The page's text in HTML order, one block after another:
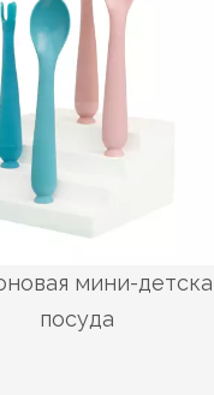
мини-
посуда